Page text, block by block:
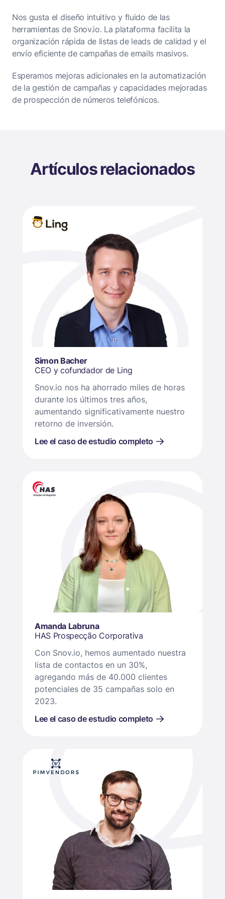
Nos gusta el diseño intuitivo y fluido de las
herramientas de Snov.io. La plataforma facilita la
organización rápida de listas de leads de calidad y el
envío eficiente de campañas de emails masivos.
Esperamos mejoras adicionales en la automatización
de la gestión de campañas y capacidades mejoradas
de prospección de números telefónicos.
Artículos relacionados
Simon Bacher
CEO y cofundador de Ling
Snov.io nos ha ahorrado miles de horas
durante los últimos tres años,
aumentando significativamente nuestro
retorno de inversión.
Lee el caso de estudio completo
Amanda Labruna
HAS Prospecção Corporativa
Con Snov.io, hemos aumentado nuestra
lista de contactos en un 30%,
agregando más de 40.000 clientes
potenciales de 35 campañas solo en
2023.
Lee el caso de estudio completo